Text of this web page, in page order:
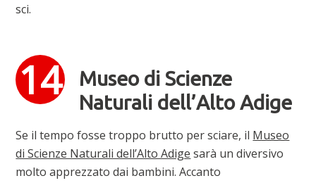
sci.
Museo di Scienze
Naturali dell’Alto Adige
Se il tempo fosse troppo brutto per sciare, il Museo
di Scienze Naturali dell’Alto Adige sarà un diversivo
molto apprezzato dai bambini. Accanto